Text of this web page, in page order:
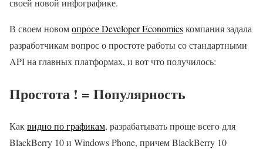
своей новой инфографике.
В своем новомопросе Developer Economicsкомпания задала
разработчикам вопрос о простоте работы со стандартными
API на главных платформах, и вот что получилось:
Простота ! = Популярность
Каквидно по графикам, разрабатывать проще всего для
BlackBerry 10 и Windows Phone, причем BlackBerry 10